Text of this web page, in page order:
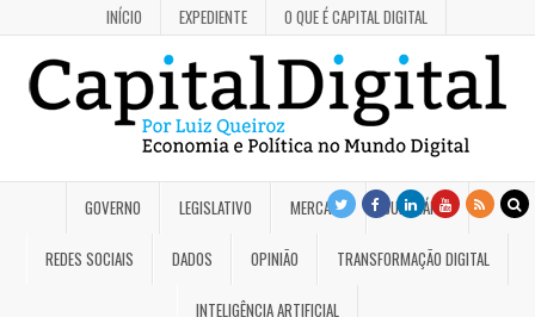
INÍCIO EXPEDIENTE O QUE É CAPITAL DIGITAL
GOVERNO LEGISLATIVO MERCADO JUDICIÁRIO
REDES SOCIAIS DADOS OPINIÃO TRANSFORMAÇÃO DIGITAL
INTELIGÊNCIA ARTIFICIAL